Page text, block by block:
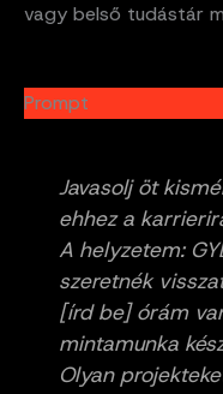
vagy belső tudástár
Prompt
Javasolj öt
ehhez a
A helyzetem:
szeretnék
[írd be] órám
mintamunka
Olyan